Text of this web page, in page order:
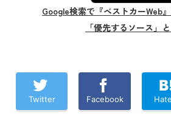
Google検索で『ベストカーWeb
「優先するソース」
Twitter Facebook